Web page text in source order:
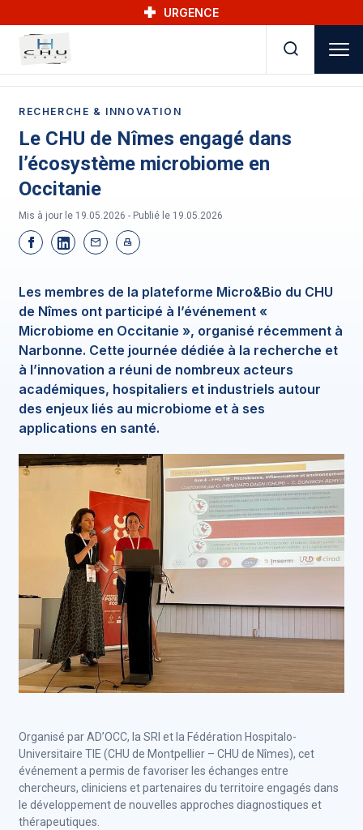
URGENCE
RECHERCHE & INNOVATION
Le CHU de Nîmes engagé dans
l’écosystème microbiome en
Occitanie
Mis à jour le 19.05.2026 - Publié le 19.05.2026
Les membres de la plateforme Micro&Bio du CHU
de Nîmes ont participé à l’événement «
Microbiome en Occitanie », organisé récemment à
Narbonne. Cette journée dédiée à la recherche et
à l’innovation a réuni de nombreux acteurs
académiques, hospitaliers et industriels autour
des enjeux liés au microbiome et à ses
applications en santé.
Organisé par AD’OCC, la SRI et la Fédération Hospitalo-
Universitaire TIE (CHU de Montpellier – CHU de Nîmes), cet
événement a permis de favoriser les échanges entre
chercheurs, cliniciens et partenaires du territoire engagés dans
le développement de nouvelles approches diagnostiques et
thérapeutiques.